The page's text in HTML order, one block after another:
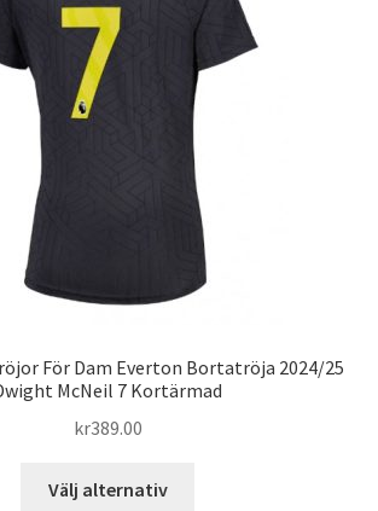
alternativen
väljas
på
För Dam Everton Bortatröja 2024/25
McNeil 7 Kortärmad
kr389.00
Välj alternativ